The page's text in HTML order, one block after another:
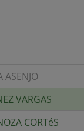
ASENJO
VARGAS
CORTéS